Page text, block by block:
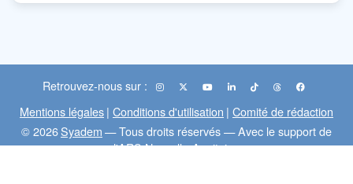
Retrouvez-nous sur :
Mentions légales| Conditions d'utilisation | Comité de rédaction
© 2026Syadem— Tous droits réservés — Avec le support de
l'ARS Nouvelle-Aquitaine